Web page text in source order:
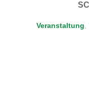
Veranstaltung,